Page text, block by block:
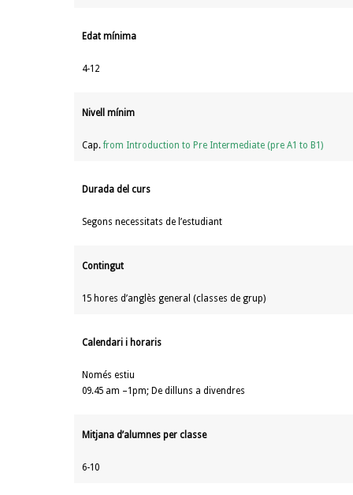
Edat mínima
4-12
Nivell mínim
Cap.from Introduction to Pre Intermediate (pre A1 to B1)
Durada del curs
Segons necessitats de l’estudiant
Contingut
15 hores d’anglès general (classes de grup)
Calendari i horaris
Només estiu
09.45 am –1pm; De dilluns a divendres
Mitjana d’alumnes per classe
6-10